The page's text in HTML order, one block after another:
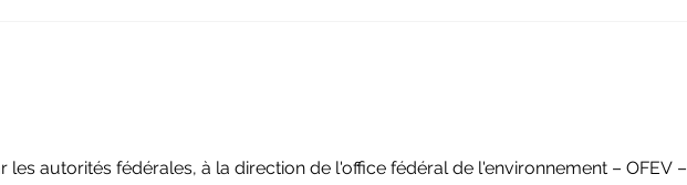
les autorités fédérales, à la direction de l'office fédéral de l'environnement – OFEV –